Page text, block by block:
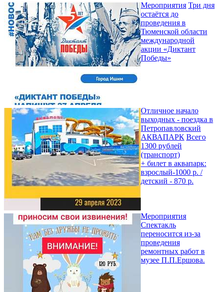
Мероприятия Три дня
остаётся до
проведения в
Тюменской области
международной
акции «Диктант
Победы»
Отличное начало
выходных - поездка в
Петропавловский
АКВАПАРК Всего
1300 рублей
(транспорт)
+ билет в аквапарк:
взрослый-1000 р. /
детский - 870 р.
Мероприятия
Спектакль
переносится из-за
проведения
ремонтных работ в
музее П.П.Ершова.